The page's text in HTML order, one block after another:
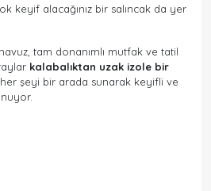
keyif alacağınız bir salıncak da yer
tam donanımlı mutfak ve tatil
kalabalıktan uzak izole bir
her şeyi bir arada sunarak keyifli ve